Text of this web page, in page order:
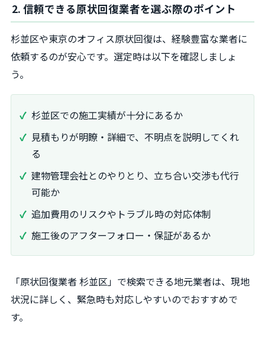
2. 信頼できる原状回復業者を選ぶ際のポイント
杉並区や東京のオフィス原状回復は、経験豊富な業者に
依頼するのが安心です。選定時は以下を確認しましょ
う。
杉並区での施工実績が十分にあるか
見積もりが明瞭・詳細で、不明点を説明してくれ
る
建物管理会社とのやりとり、立ち合い交渉も代行
可能か
追加費用のリスクやトラブル時の対応体制
施工後のアフターフォロー・保証があるか
「原状回復業者 杉並区」で検索できる地元業者は、現地
状況に詳しく、緊急時も対応しやすいのでおすすめで
す。